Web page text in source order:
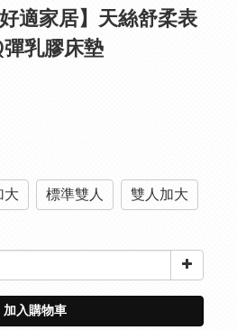
適家居】天絲舒柔表
乳膠床墊
大 標準雙人 雙人加大
加入購物車